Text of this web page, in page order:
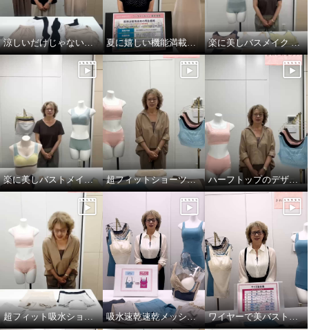
涼しいだけじゃない！小山のこだわり 夏に嬉しい機能満載！プンギインギョンシリ ーズ 楽に美しバスメイク ＜素材編＞
楽に美しバストメイク＜パターン編＞ 超フィットショーツソフトバージョン！ ハーフトップのデザインがリニューアル！
超フィット吸水ショーツ 吸水速乾速乾メッシュ ワイヤーで美バストメイク ブラキャミ ワイヤーで美バストメイクシリーズ サイズの選び方